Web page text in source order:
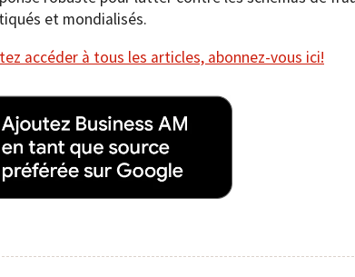
et mondialisés.
accéder à tous les articles, abonnez-vous ici!